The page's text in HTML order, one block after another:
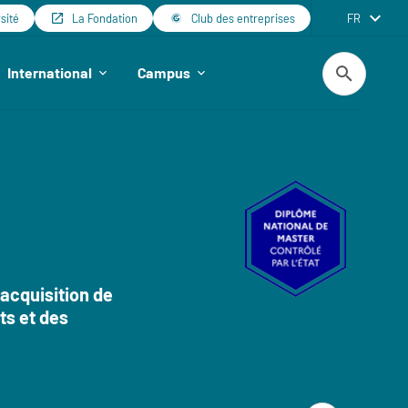
La Fondation Club des entreprises FR
International Campus
Recherche
de
et des